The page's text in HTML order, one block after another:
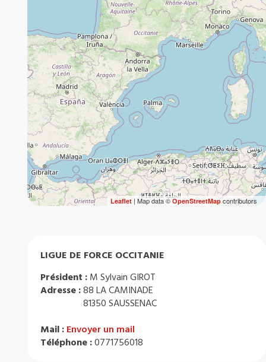
Leaflet| Map data ©OpenStreetMapcontributors
LIGUE DE FORCE OCCITANIE
Président : M Sylvain GIROT
Adresse :88 LA CAMINADE
81350 SAUSSENAC
Mail : Envoyer un mail
Téléphone :0771756018